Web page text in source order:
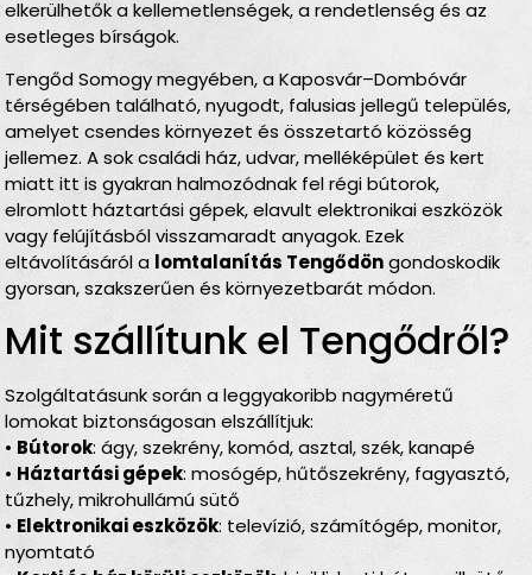
elkerülhetők a kellemetlenségek, a rendetlenség és az
esetleges bírságok.
Tengőd Somogy megyében, a Kaposvár–Dombóvár
térségében található, nyugodt, falusias jellegű település,
amelyet csendes környezet és összetartó közösség
jellemez. A sok családi ház, udvar, melléképület és kert
miatt itt is gyakran halmozódnak fel régi bútorok,
elromlott háztartási gépek, elavult elektronikai eszközök
vagy felújításból visszamaradt anyagok. Ezek
eltávolításáról a lomtalanítás Tengődöngondoskodik
gyorsan, szakszerűen és környezetbarát módon.
Mit szállítunk el Tengődről?
Szolgáltatásunk során a leggyakoribb nagyméretű
lomokat biztonságosan elszállítjuk:
• Bútorok: ágy, szekrény, komód, asztal, szék, kanapé
• Háztartási gépek: mosógép, hűtőszekrény, fagyasztó,
tűzhely, mikrohullámú sütő
• Elektronikai eszközök: televízió, számítógép, monitor,
nyomtató